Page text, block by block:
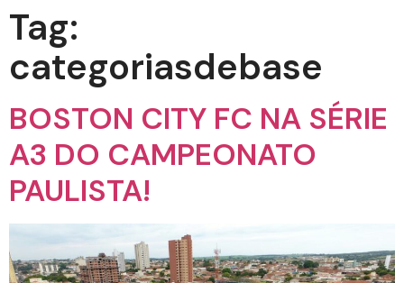
Tag:
categoriasdebase
BOSTON CITY FC NA SÉRIE
A3 DO CAMPEONATO
PAULISTA!